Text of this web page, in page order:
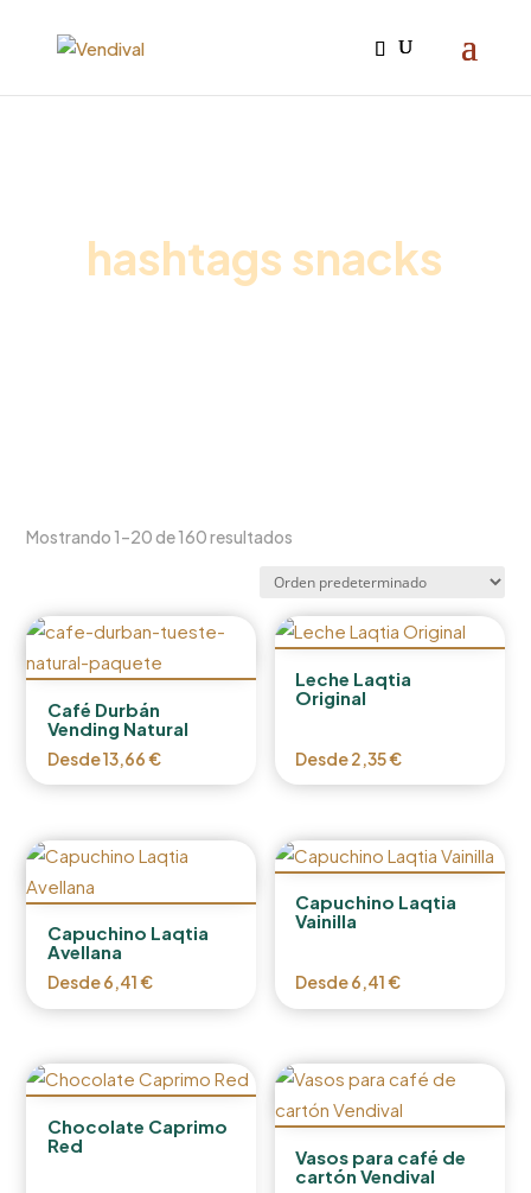
hashtags snacks
Mostrando 1–20 de 160 resultados
Café Durbán
Vending Natural
Desde13,66€
Leche Laqtia
Original
Desde2,35€
Capuchino Laqtia
Avellana
Desde6,41€
Capuchino Laqtia
Vainilla
Desde6,41€
Chocolate Caprimo
Red
Vasos para café de
cartón Vendival